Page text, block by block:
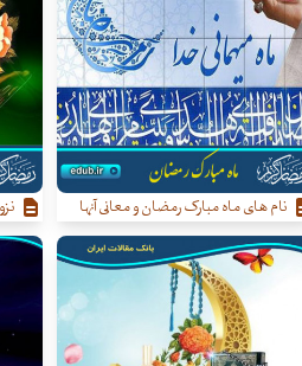
نام‌ های ماه مبارک رمضان و معانی آنها